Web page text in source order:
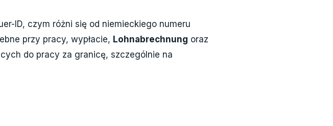
ID, czym różni się od niemieckiego numeru
przy pracy, wypłacie, Lohnabrechnung oraz
do pracy za granicę, szczególnie na